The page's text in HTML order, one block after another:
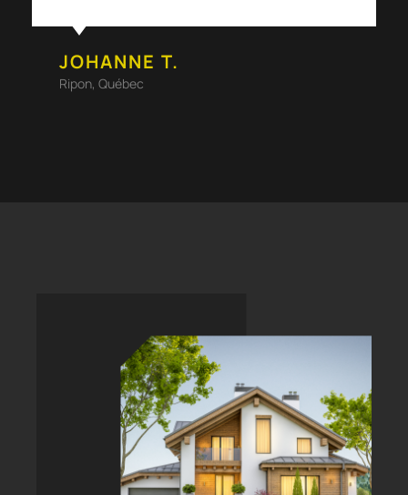
JOHANNE T.
Ripon, Québec